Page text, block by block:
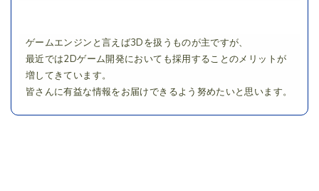
ゲームエンジンと言えば3Dを扱うものが主ですが、
最近では2Dゲーム開発においても採用することのメリットが
増してきています。
皆さんに有益な情報をお届けできるよう努めたいと思います。